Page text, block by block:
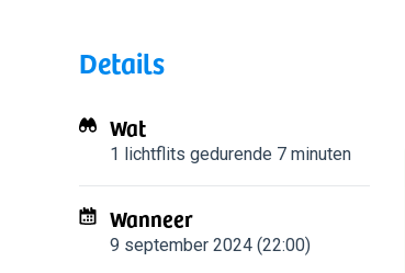
Details
Wat
1 lichtflits gedurende 7 minuten
Wanneer
9 september 2024 (22:00)